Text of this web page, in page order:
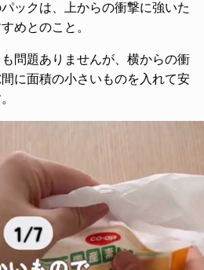
ックは、上からの衝撃に強いた
めとのこと。
問題ありませんが、横からの衝
に面積の小さいものを入れて安